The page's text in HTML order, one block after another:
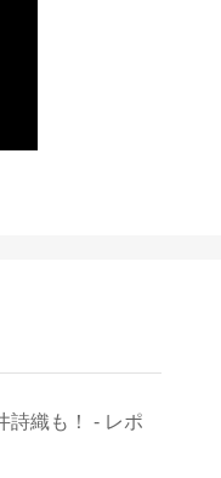
詩織も！ - レポ